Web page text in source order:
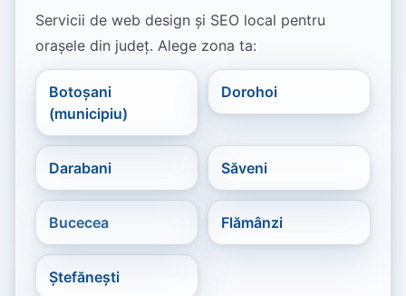
Servicii de web design și SEO local pentru
orașele din județ. Alege zona ta:
Botoșani
(municipiu)
Dorohoi
Darabani Săveni
Bucecea Flămânzi
Ștefănești